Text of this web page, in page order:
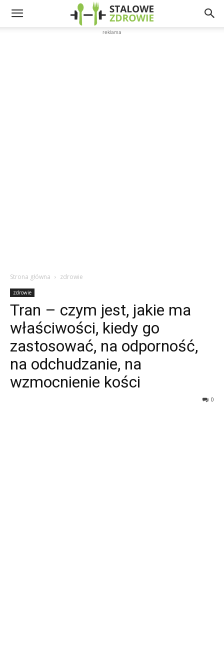
reklama
Strona główna zdrowie
zdrowie
Tran – czym jest, jakie ma
właściwości, kiedy go
zastosować, na odporność,
na odchudzanie, na
wzmocnienie kości
0